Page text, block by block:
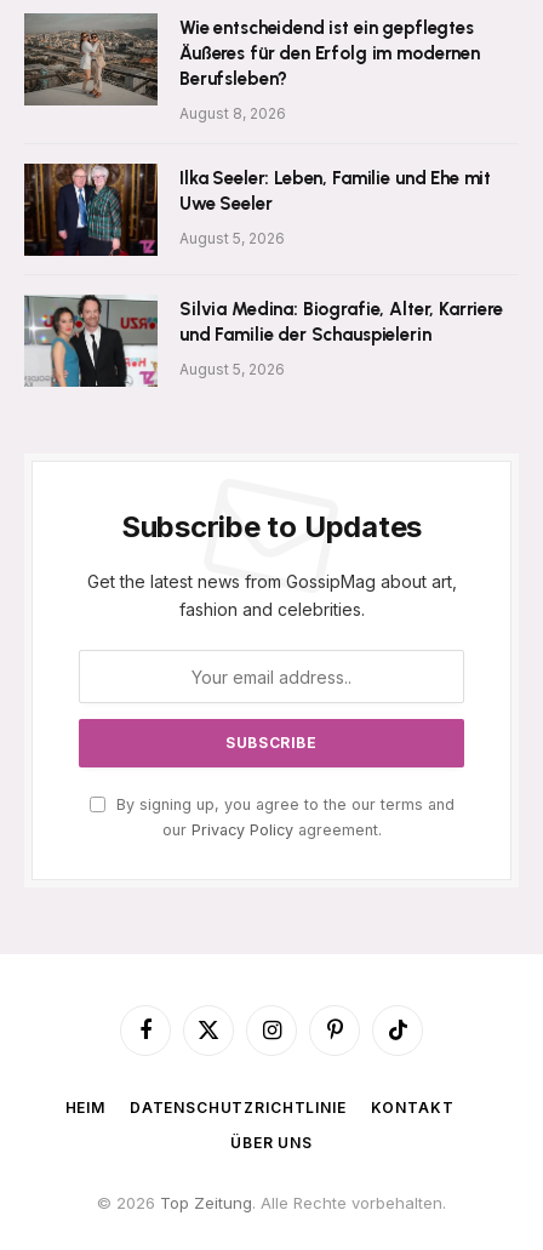
Wie entscheidend ist ein gepflegtes
Äußeres für den Erfolg im modernen
Berufsleben?
August 8, 2026
Ilka Seeler: Leben, Familie und Ehe mit
Uwe Seeler
August 5, 2026
Silvia Medina: Biografie, Alter, Karriere
und Familie der Schauspielerin
August 5, 2026
Subscribe to Updates
Get the latest news from GossipMag about art,
fashion and celebrities.
By signing up, you agree to the our terms and
our Privacy Policyagreement.
Facebook
X
InstagramPinterestTikTok
HEIM DATENSCHUTZRICHTLINIE
KONTAKT
ÜBER UNS
© 2026 Top Zeitung. Alle Rechte vorbehalten.